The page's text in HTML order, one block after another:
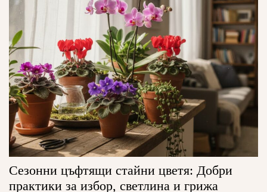
Сезонни цъфтящи стайни цветя: Добри
практики за избор, светлина и грижа